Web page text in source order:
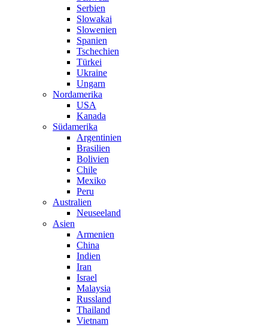
Serbien
Slowakai
Slowenien
Spanien
Tschechien
Türkei
Ukraine
Ungarn
Nordamerika
USA
Kanada
Südamerika
Argentinien
Brasilien
Bolivien
Chile
Mexiko
Peru
Australien
Neuseeland
Asien
Armenien
China
Indien
Iran
Israel
Malaysia
Russland
Thailand
Vietnam